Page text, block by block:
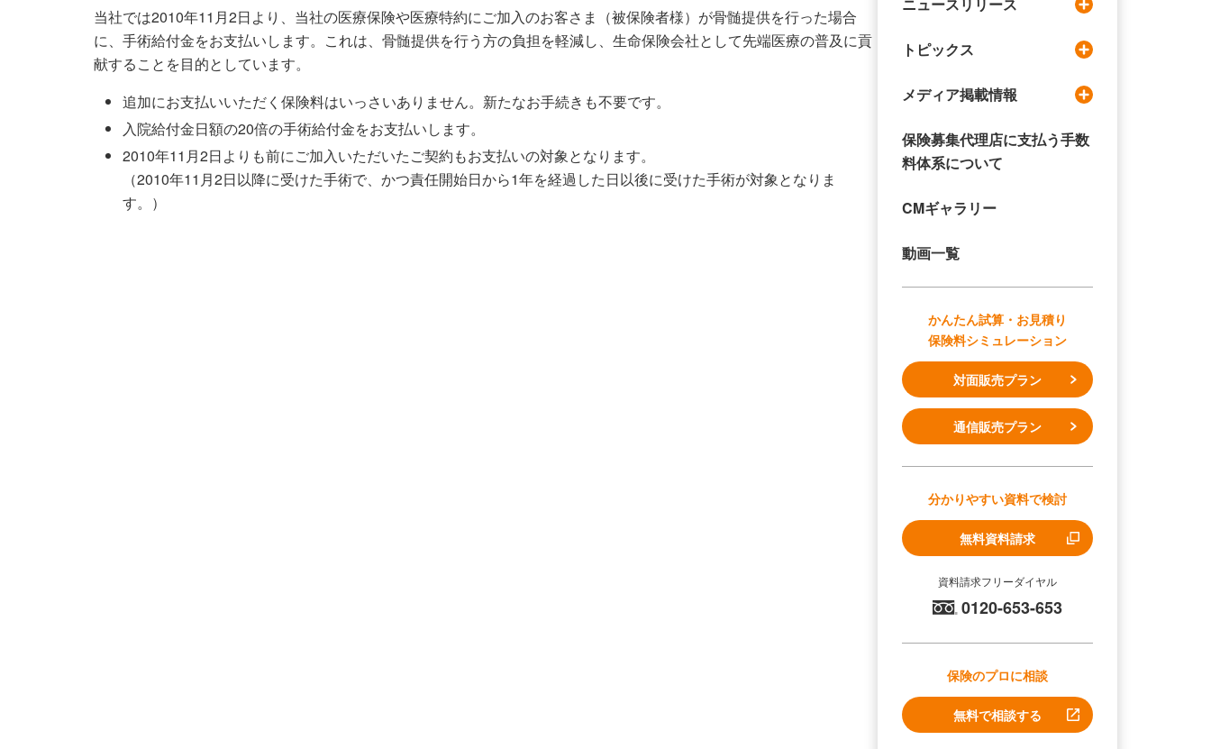
保険募集代理店に支払う手数料体系につい
て​
動画一覧​
当社では2010年11月2日より、当社の医療保険や医療特約にご加入のお客さま（被保険者様）が骨髄提供を行った場合
に、手術給付金をお支払いします。これは、骨髄提供を行う方の負担を軽減し、生命保険会社として先端医療の普及に貢
献することを目的としています。
追加にお支払いいただく保険料はいっさいありません。新たなお手続きも不要です。
入院給付金日額の20倍の手術給付金をお支払いします。
2010年11月2日よりも前にご加入いただいたご契約もお支払いの対象となります。
（2010年11月2日以降に受けた手術で、かつ責任開始日から1年を経過した日以後に受けた手術が対象となりま
す。）
トピックス
メディア掲載情報
保険募集代理店に支払う手数
料体系について
CMギャラリー
動画一覧
かんたん試算・お見積り
保険料シミュレーション
対面販売プラン
通信販売プラン
分かりやすい資料で検討
無料資料請求
資料請求フリーダイヤル
0120-653-653
保険のプロに相談
無料で相談する